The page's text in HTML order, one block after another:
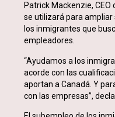
Patrick Mackenzie, CEO
se utilizará para
los inmigrantes que
empleadores.
“Ayudamos a los
acorde con las
aportan a Canadá. Y
con las empresas”,